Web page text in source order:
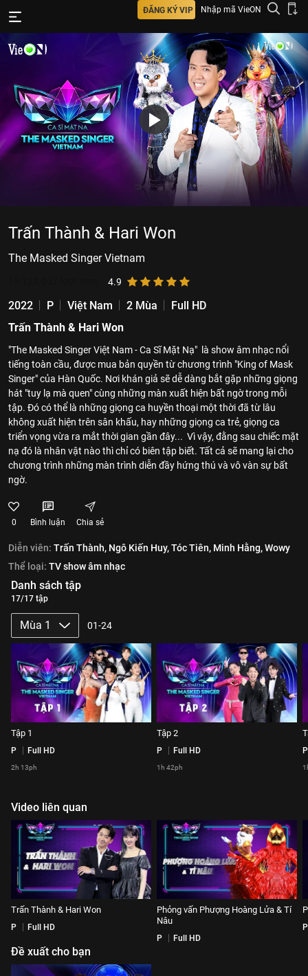
ĐĂNG KÝ VIP Nhập mã VieON
Trấn Thành & Hari Won
The Masked Singer Vietnam
4.9
2022 P Việt Nam 2 Mùa
Full HD
Trấn Thành & Hari Won
"The Masked Singer Việt Nam - Ca Sĩ Mặt Nạ" là show âm nhạc nổi
tiếng toàn cầu, được mua bản quyền từ chương trình "King of Mask
Singer" của Hàn Quốc. Nơi khán giả sẽ dễ dàng bắt gặp những giọng
hát "tuy lạ mà quen" cùng những màn xuất hiện bất ngờ trong mỗi
tập. Đó có thể là những giọng ca huyền thoại một thời đã từ lâu
không xuất hiện trên sân khấu, hay những giọng ca trẻ, giọng ca
triển vọng vừa ra mắt thời gian gần đây... Vì vậy, đằng sau chiếc mặt
nạ đó là nhân vật nào thì chỉ có biên tập biết. Tất cả sẽ mang lại cho
chương trình những màn trình diễn đầy hứng thú và vô vàn sự bất
ngờ.
0 Bình luận Chia sẻ
Diễn viên: Trấn Thành, Ngô Kiến Huy,Tóc Tiên, Minh Hằng,Wowy
Thể loại: TV show âm nhạc
Danh sách tập
17/17 tập
Mùa 1 01-24
Tập 1
P Full HD
2h 13ph
Tập 2
P Full HD
1h 42ph
P
Video liên quan
Trấn Thành & Hari Won
P Full HD
Phỏng vấn Phượng Hoàng Lửa & Tí
Nâu
P Full HD
P
Đề xuất cho bạn